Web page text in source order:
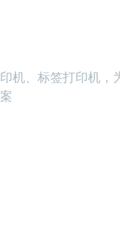
机、标签打印机，